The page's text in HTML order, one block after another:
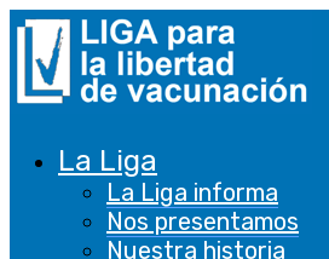
La Liga
La Liga informa
Nos presentamos
Nuestra historia